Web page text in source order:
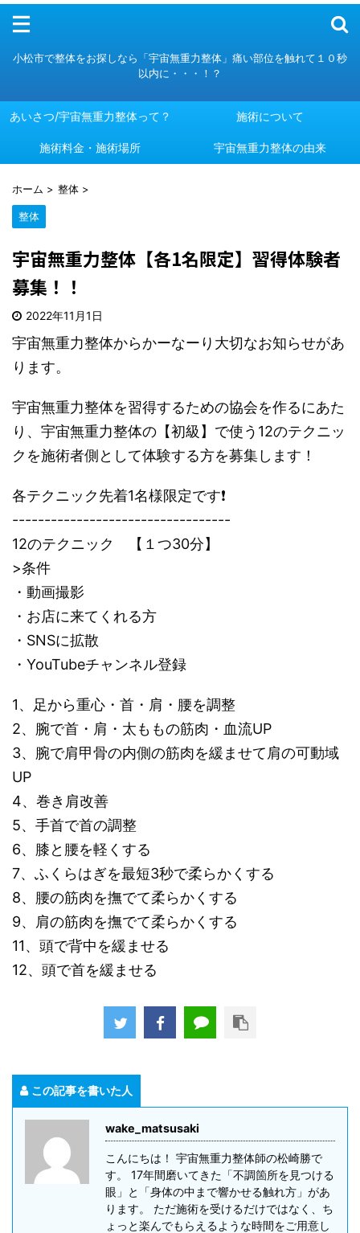
メニュー
あいさつ/宇宙無重力整体って？
施術料金・施術場所
宇宙無重力整体の由来
小松市で整体をお探しなら「宇宙無重力整体」痛い部位を触れて１０秒
以内に・・・！？
あいさつ/宇宙無重力整体って？ 施術について
施術料金・施術場所 宇宙無重力整体の由来
ホーム > 整体 >
整体
宇宙無重力整体【各1名限定】習得体験者
募集！！
2022年11月1日
宇宙無重力整体からかーなーり大切なお知らせがあ
ります。
宇宙無重力整体を習得するための協会を作るにあた
り、宇宙無重力整体の【初級】で使う12のテクニッ
クを施術者側として体験する方を募集します！
各テクニック先着1名様限定です❗️
----------------------------------
12のテクニック 【１つ30分】
>条件
・動画撮影
・お店に来てくれる方
・SNSに拡散
・YouTubeチャンネル登録
1、足から重心・首・肩・腰を調整
2、腕で首・肩・太ももの筋肉・血流UP
3、腕で肩甲骨の内側の筋肉を緩ませて肩の可動域
UP
4、巻き肩改善
5、手首で首の調整
6、膝と腰を軽くする
7、ふくらはぎを最短3秒で柔らかくする
8、腰の筋肉を撫でて柔らかくする
9、肩の筋肉を撫でて柔らかくする
11、頭で背中を緩ませる
12、頭で首を緩ませる
この記事を書いた人
wake_matsusaki
こんにちは！ 宇宙無重力整体師の松崎勝で
す。 17年間磨いてきた「不調箇所を見つける
眼」と「身体の中まで響かせる触れ方」があ
ります。 ただ施術を受けるだけではなく、ち
ょっと楽んでもらえるような時間をご用意し